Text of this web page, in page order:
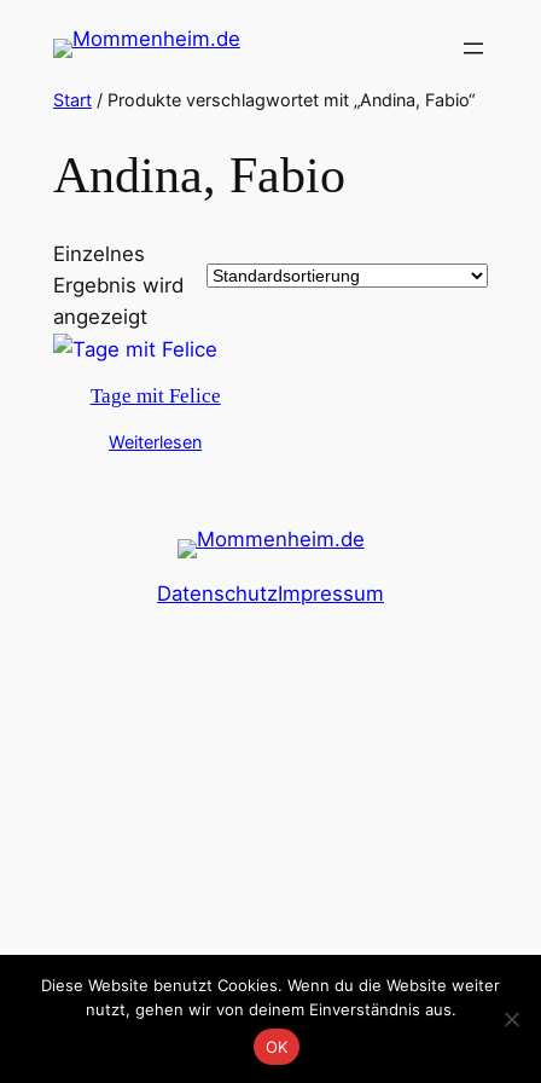
Inhalt
springen
Start/ Produkte verschlagwortet mit „Andina, Fabio“
Andina, Fabio
Einzelnes
Ergebnis wird
angezeigt
Tage mit Felice
Weiterlesen
DatenschutzImpressum
Diese Website benutzt Cookies. Wenn du die Website weiter
nutzt, gehen wir von deinem Einverständnis aus.
OK